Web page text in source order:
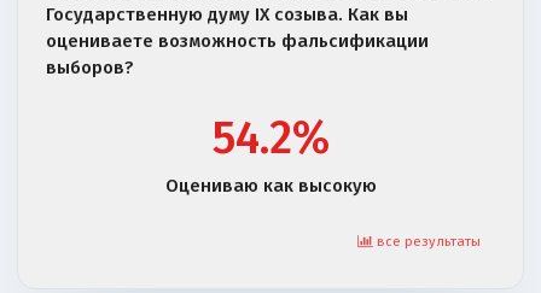
Государственную думу IX созыва. Как вы
оцениваете возможность фальсификации
выборов?
54.2%
Оцениваю как высокую
все результаты